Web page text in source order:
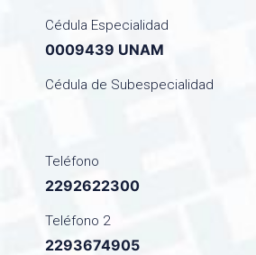
Cédula Especialidad
0009439 UNAM
Cédula de Subespecialidad
Teléfono
2292622300
Teléfono 2
2293674905